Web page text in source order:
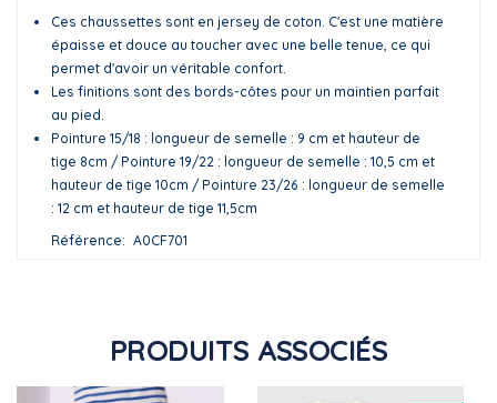
Ces chaussettes sont en jersey de coton. C'est une matière
épaisse et douce au toucher avec une belle tenue, ce qui
permet d'avoir un véritable confort.
Les finitions sont des bords-côtes pour un maintien parfait
au pied.
Pointure 15/18 : longueur de semelle : 9 cm et hauteur de
tige 8cm / Pointure 19/22 : longueur de semelle : 10,5 cm et
hauteur de tige 10cm / Pointure 23/26 : longueur de semelle
: 12 cm et hauteur de tige 11,5cm
Référence
A0CF701
PRODUITS ASSOCIÉS